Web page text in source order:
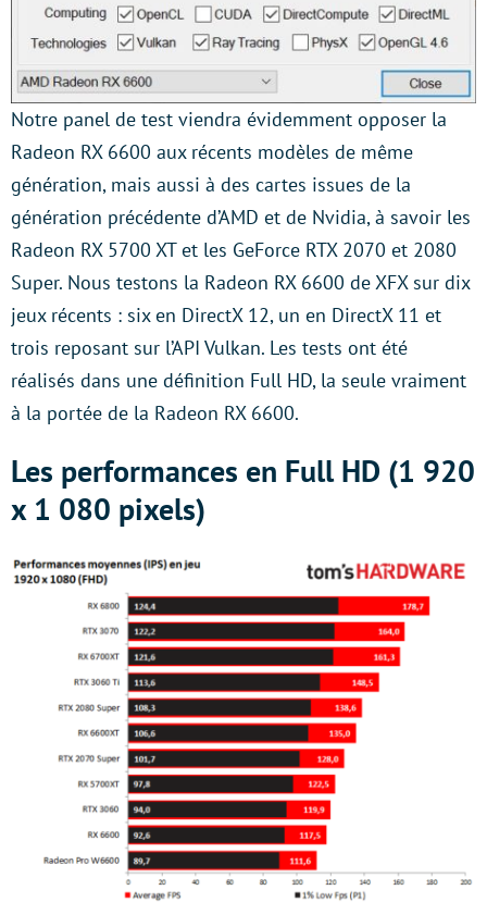
Notre panel de test viendra évidemment opposer la
Radeon RX 6600 aux récents modèles de même
génération, mais aussi à des cartes issues de la
génération précédente d’AMD et de Nvidia, à savoir les
Radeon RX 5700 XT et les GeForce RTX 2070 et 2080
Super. Nous testons la Radeon RX 6600 de XFX sur dix
jeux récents : six en DirectX 12, un en DirectX 11 et
trois reposant sur l’API Vulkan. Les tests ont été
réalisés dans une définition Full HD, la seule vraiment
à la portée de la Radeon RX 6600.
Les performances en Full HD (1 920
x 1 080 pixels)